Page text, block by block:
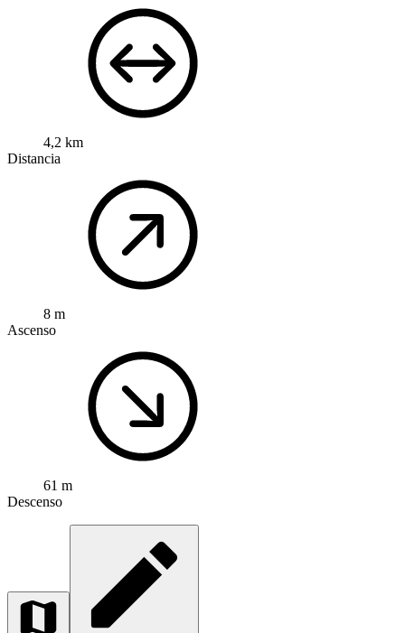
4,2 km
Distancia
8 m
Ascenso
61 m
Descenso